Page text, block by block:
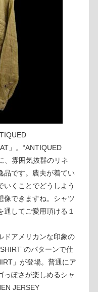
」。“ANTIQUED
、雰囲気抜群のリネ
品です。農夫が着てい
いくことでどうしよう
像できますね。シャツ
してご愛用頂ける１
ドアメリカンな印象の
のパターンで仕
」が登場。普通にア
っぽさが楽しめるシャ
JERSEY